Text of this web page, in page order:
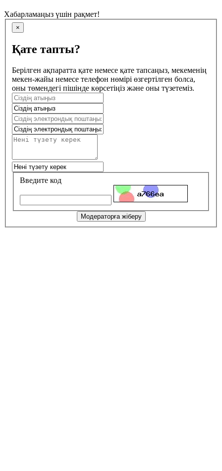
Хабарламаңыз үшін рақмет!
×
Қате тапты?
Берілген ақпаратта қате немесе қате тапсаңыз, мекеменің
мекен-жайы немесе телефон нөмірі өзгертілген болса,
оны төмендегі пішінде көрсетіңіз және оны түзетеміз.
Введите код
Модераторға жіберу